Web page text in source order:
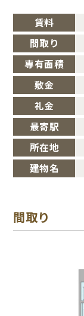
賃料
間取り
専有面積
敷金
礼金
最寄駅
所在地
建物名
間取り